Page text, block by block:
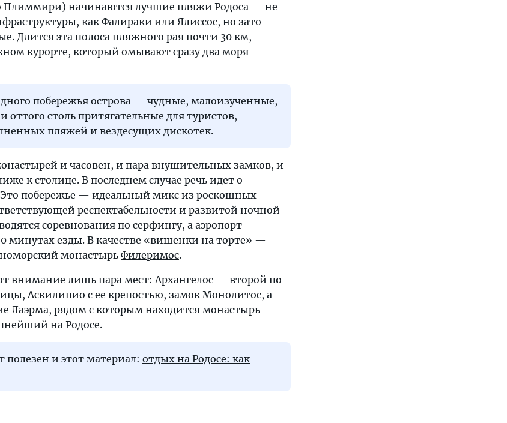
Плиммири) начинаются лучшие пляжи Родоса — не
как Фалираки или Ялиссос, но зато
Длится эта полоса пляжного рая почти 30 км,
курорте, который омывают сразу два моря —
побережья острова — чудные, малоизученные,
оттого столь притягательные для туристов,
пляжей и вездесущих дискотек.
и часовен, и пара внушительных замков, и
к столице. В последнем случае речь идет о
Это побережье — идеальный микс из роскошных
респектабельности и развитой ночной
соревнования по серфингу, а аэропорт
минутах езды. В качестве «вишенки на торте» —
монастырь Филеримос.
внимание лишь пара мест: Архангелос — второй по
Аскилипио с ее крепостью, замок Монолитос, а
Лаэрма, рядом с которым находится монастырь
на Родосе.
и этот материал: отдых на Родосе: как